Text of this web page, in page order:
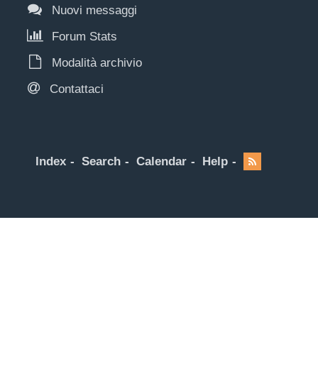
Nuovi messaggi
Forum Stats
Modalità archivio
Contattaci
Index Search Calendar Help